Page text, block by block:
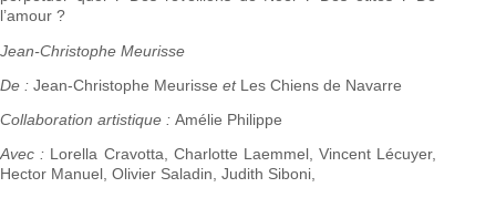
l’amour ?
Jean-Christophe Meurisse
De : Jean-Christophe Meurisse et Les Chiens de Navarre
Collaboration artistique : Amélie Philippe
Avec : Lorella Cravotta, Charlotte Laemmel, Vincent Lécuyer,
Hector Manuel, Olivier Saladin, Judith Siboni,